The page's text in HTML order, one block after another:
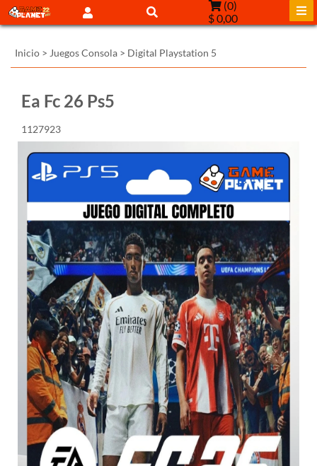
(0)
$ 0,00
Inicio > Juegos Consola > Digital Playstation 5
Ea Fc 26 Ps5
1127923